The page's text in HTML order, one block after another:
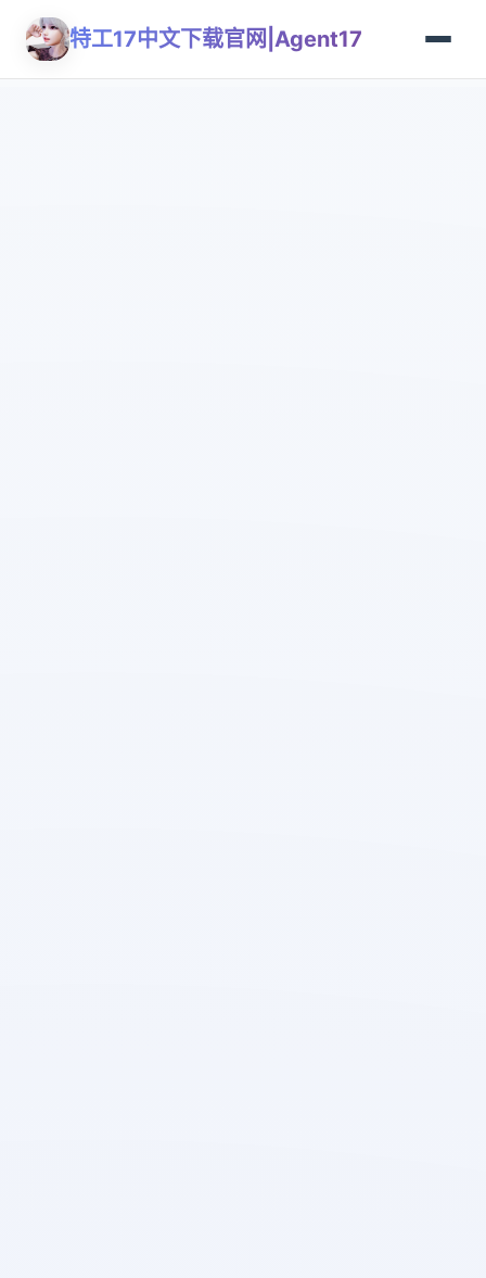
特工17中文下载官网|Agent17